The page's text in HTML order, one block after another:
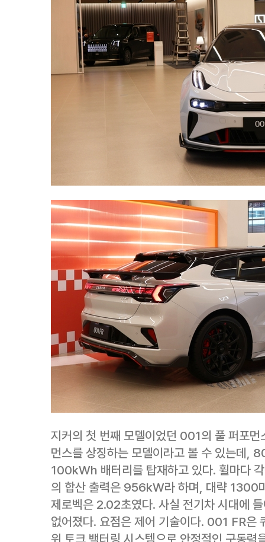
지커의 첫 번째 모델이었던 001의 풀 퍼포
먼스를 상징하는 모델이라고 볼 수 있는데
100kWh 배터리를 탑재하고 있다. 휠마다
의 합산 출력은 956kW라 하며, 대략 1300
제로벡은 2.02초였다. 사실 전기차 시대에
없어졌다. 요점은 제어 기술이다. 001 FR은
위 토크 백터링 시스템으로 안정적인 구동력